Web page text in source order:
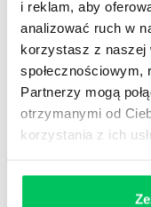
i reklam, aby
analizować ruch w
korzystasz z naszej
Partnerzy mogą
otrzymanymi od
korzystania z ich
Zobacz co